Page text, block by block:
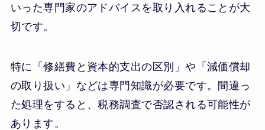
いった専門家のアドバイスを取り入れることが大
切です。
特に「修繕費と資本的支出の区別」や「減価償却
の取り扱い」などは専門知識が必要です。間違っ
た処理をすると、税務調査で否認される可能性が
あります。